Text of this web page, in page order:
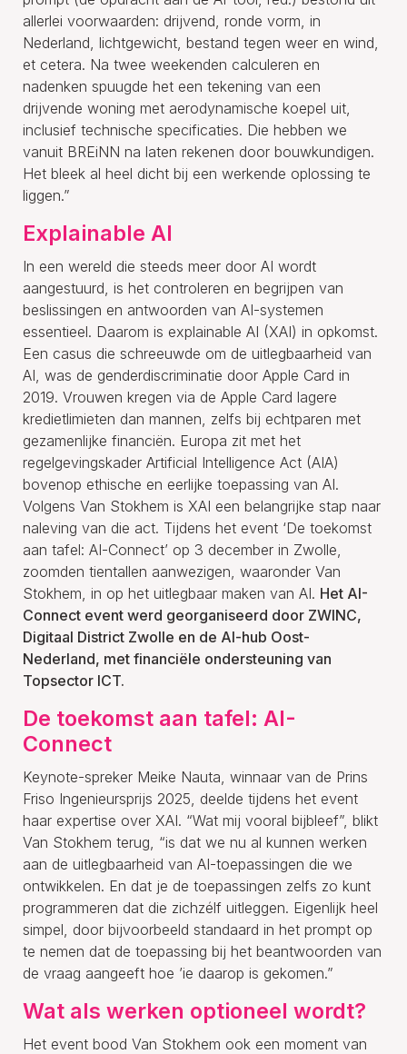
allerlei voorwaarden: drijvend, ronde vorm, in
Nederland, lichtgewicht, bestand tegen weer en wind,
et cetera. Na twee weekenden calculeren en
nadenken spuugde het een tekening van een
drijvende woning met aerodynamische koepel uit,
inclusief technische specificaties. Die hebben we
vanuit BREiNN na laten rekenen door bouwkundigen.
Het bleek al heel dicht bij een werkende oplossing te
liggen.”
Explainable AI
In een wereld die steeds meer door AI wordt
aangestuurd, is het controleren en begrijpen van
beslissingen en antwoorden van AI-systemen
essentieel. Daarom is explainable AI (XAI) in opkomst.
Een casus die schreeuwde om de uitlegbaarheid van
AI, was de genderdiscriminatie door Apple Card in
2019. Vrouwen kregen via de Apple Card lagere
kredietlimieten dan mannen, zelfs bij echtparen met
gezamenlijke financiën. Europa zit met het
regelgevingskader Artificial Intelligence Act (AIA)
bovenop ethische en eerlijke toepassing van AI.
Volgens Van Stokhem is XAI een belangrijke stap naar
naleving van die act. Tijdens het event ‘De toekomst
aan tafel: AI-Connect’ op 3 december in Zwolle,
zoomden tientallen aanwezigen, waaronder Van
Stokhem, in op het uitlegbaar maken van AI. Het AI-
Connect event werd georganiseerd door ZWINC,
Digitaal District Zwolle en de AI-hub Oost-
Nederland, met financiële ondersteuning van
Topsector ICT.
De toekomst aan tafel: AI-
Connect
Keynote-spreker Meike Nauta, winnaar van de Prins
Friso Ingenieursprijs 2025, deelde tijdens het event
haar expertise over XAI. “Wat mij vooral bijbleef”, blikt
Van Stokhem terug, “is dat we nu al kunnen werken
aan de uitlegbaarheid van AI-toepassingen die we
ontwikkelen. En dat je de toepassingen zelfs zo kunt
programmeren dat die zichzélf uitleggen. Eigenlijk heel
simpel, door bijvoorbeeld standaard in het prompt op
te nemen dat de toepassing bij het beantwoorden van
de vraag aangeeft hoe ’ie daarop is gekomen.”
Wat als werken optioneel wordt?
Het event bood Van Stokhem ook een moment van